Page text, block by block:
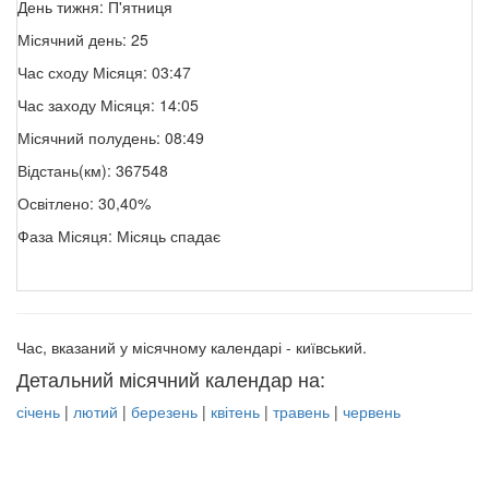
День тижня: П'ятниця
Місячний день: 25
Час сходу Місяця: 03:47
Час заходу Місяця: 14:05
Місячний полудень: 08:49
Відстань(км): 367548
Освітлено: 30,40%
Фаза Місяця: Місяць спадає
Час, вказаний у місячному календарі - київський.
Детальний місячний календар на:
січень | лютий | березень | квітень | травень | червень